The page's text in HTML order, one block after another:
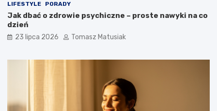
LIFESTYLE PORADY
Jak dbać o zdrowie psychiczne – proste nawyki na co
dzień
23 lipca 2026 Tomasz Matusiak